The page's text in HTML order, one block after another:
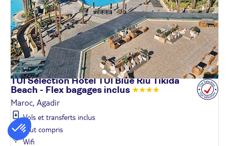
TUI Sélection Hôtel TUI Blue Riu Tikida
Beach - Flex bagages inclus
Maroc, Agadir
Vols et transferts inclus
Tout compris
Wifi